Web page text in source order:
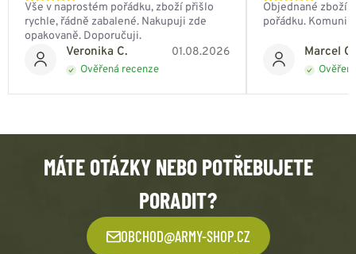
Veronika C. 01.08.2026
Ověřená recenze
Vše v naprostém pořádku, zboží přišlo
rychle, řádně zabalené. Nakupuji zde
opakovaně. Doporučuji.
Marcel
Objednané zboží
pořádku.
MÁTE OTÁZKY NEBO POTŘEBUJETE
PORADIT?
OBCHOD@ARMY-SHOP.CZ